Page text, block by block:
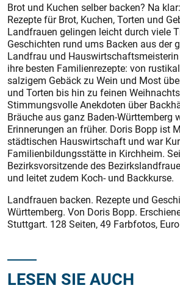
Brot und Kuchen selber backen? Na
Rezepte für Brot, Kuchen, Torten und
Landfrauen gelingen leicht durch viele
Geschichten rund ums Backen aus der
Landfrau und
ihre besten Familienrezepte: von
salzigem Gebäck zu Wein und Most
und Torten bis hin zu feinen
Stimmungsvolle Anekdoten über
Bräuche aus ganz Baden-Württemberg
Erinnerungen an früher. Doris Bopp ist
städtischen Hauswirtschaft und war
Familienbildungsstätte in Kirchheim.
Bezirksvorsitzende des
und leitet zudem Koch- und Backkurse.
Landfrauen backen. Rezepte und
Württemberg. Von Doris Bopp.
Stuttgart. 128 Seiten, 49 Farbfotos,
LESEN SIE AUCH